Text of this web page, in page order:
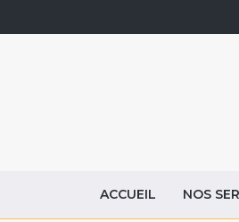
ACCUEIL NOS